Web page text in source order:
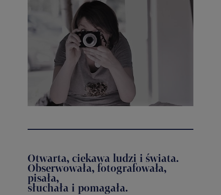
Otwarta, ciekawa ludzi i świata.
Obserwowała, fotografowała,
pisała,
słuchała i pomagała.